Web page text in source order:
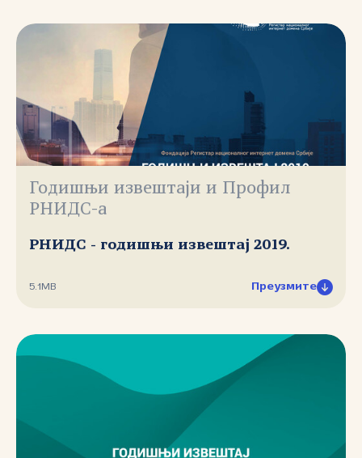
Годишњи извештаји и Профил
РНИДС-а
РНИДС - годишњи извештај 2019.
5.1MB Преузмите